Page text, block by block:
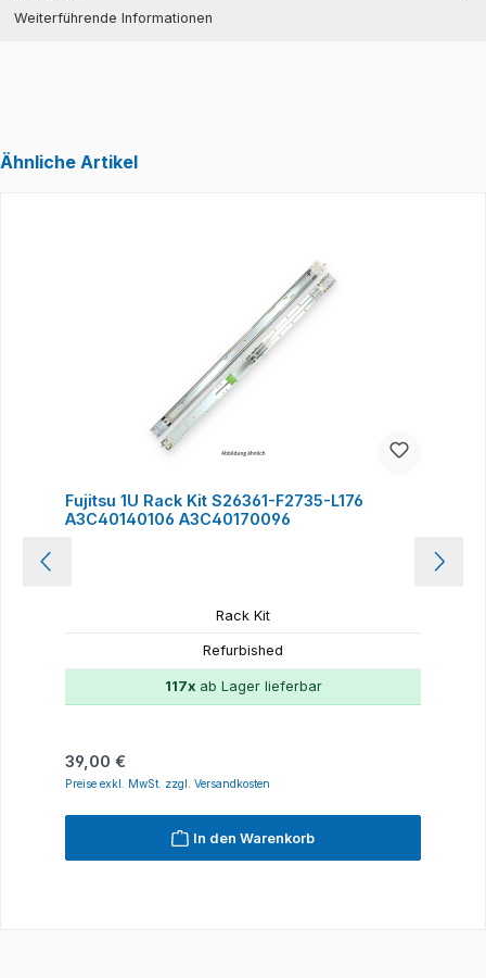
Weiterführende Informationen
Ähnliche Artikel
Fujitsu 1U Rack Kit S26361-F2735-L176
A3C40140106 A3C40170096
Rack Kit
Refurbished
117xab Lager lieferbar
Regulärer Preis:
39,00 €
Preise exkl. MwSt. zzgl. Versandkosten
In den Warenkorb